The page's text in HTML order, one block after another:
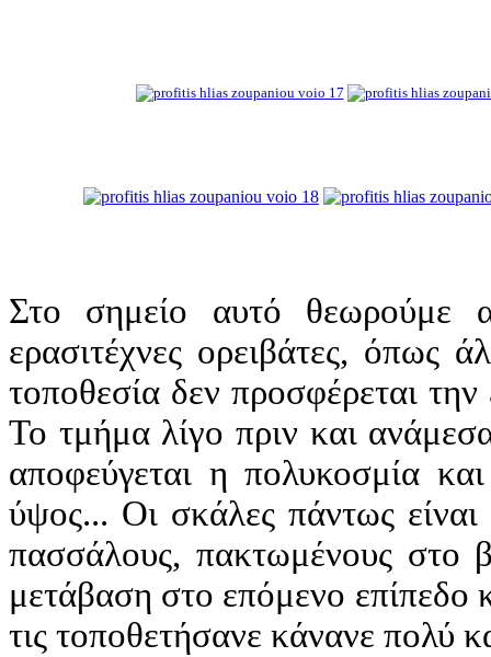
Στο σημείο αυτό θεωρούμε
ερασιτέχνες ορειβάτες, όπως
τοποθεσία δεν προσφέρεται
Το τμήμα λίγο πριν και
αποφεύγεται η πολυκοσμία
ύψος... Οι σκάλες πάντως
πασσάλους, πακτωμένους στο
μετάβαση στο επόμενο επίπεδο
τις τοποθετήσανε κάνανε πολύ